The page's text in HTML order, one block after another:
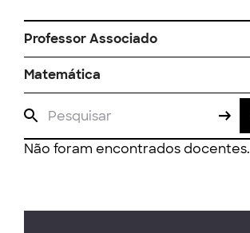
Professor Associado
Matemática
Não foram encontrados docentes.